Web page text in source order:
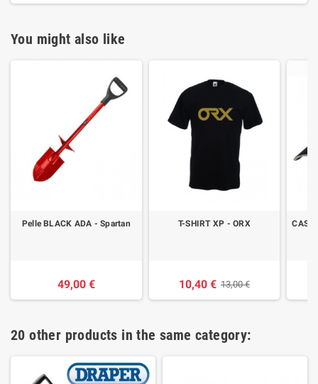
You might also like
Pelle BLACK ADA - Spartan
49,00 €
T-SHIRT XP - ORX
10,40 € 13,00 €
20 other products in the same category: